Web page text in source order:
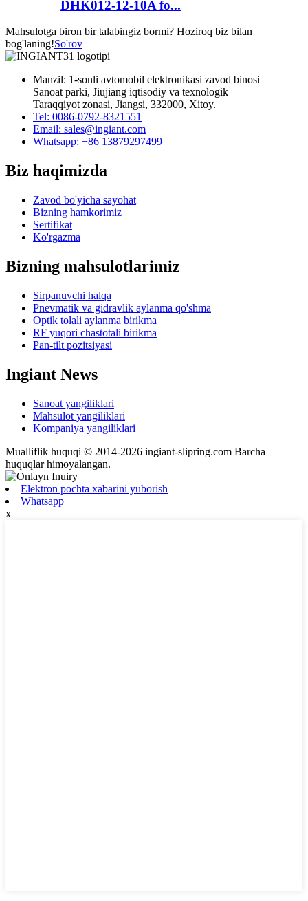
DHK012-12-10A fo...
Mahsulotga biron bir talabingiz bormi? Hoziroq biz bilan
bog'laning!So'rov
Manzil: 1-sonli avtomobil elektronikasi zavod binosi
Sanoat parki, Jiujiang iqtisodiy va texnologik
Taraqqiyot zonasi, Jiangsi, 332000, Xitoy.
Tel: 0086-0792-8321551
Email: sales@ingiant.com
Whatsapp: +86 13879297499
Biz haqimizda
Zavod bo'yicha sayohat
Bizning hamkorimiz
Sertifikat
Ko'rgazma
Bizning mahsulotlarimiz
Sirpanuvchi halqa
Pnevmatik va gidravlik aylanma qo'shma
Optik tolali aylanma birikma
RF yuqori chastotali birikma
Pan-tilt pozitsiyasi
Ingiant News
Sanoat yangiliklari
Mahsulot yangiliklari
Kompaniya yangiliklari
Mualliflik huquqi © 2014-2026 ingiant-slipring.com Barcha
huquqlar himoyalangan.
Elektron pochta xabarini yuborish
Whatsapp
x